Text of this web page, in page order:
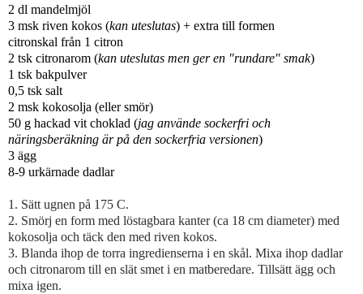
2 dl mandelmjöl
3 msk riven kokos (kan uteslutas) + extra till formen
citronskal från 1 citron
2 tsk citronarom (kan uteslutas men ger en "rundare" smak)
1 tsk bakpulver
0,5 tsk salt
2 msk kokosolja (eller smör)
50 g hackad vit choklad (jag använde sockerfri och
näringsberäkning är på den sockerfria versionen)
3 ägg
8-9 urkärnade dadlar
1. Sätt ugnen på 175 C.
2. Smörj en form med löstagbara kanter (ca 18 cm diameter) med
kokosolja och täck den med riven kokos.
3. Blanda ihop de torra ingredienserna i en skål. Mixa ihop dadlar
och citronarom till en slät smet i en matberedare. Tillsätt ägg och
mixa igen.